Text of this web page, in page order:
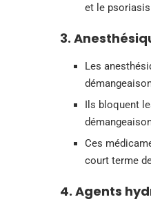
et le
3.
Les
Ils bloquent
Ces
court terme
4. Agents